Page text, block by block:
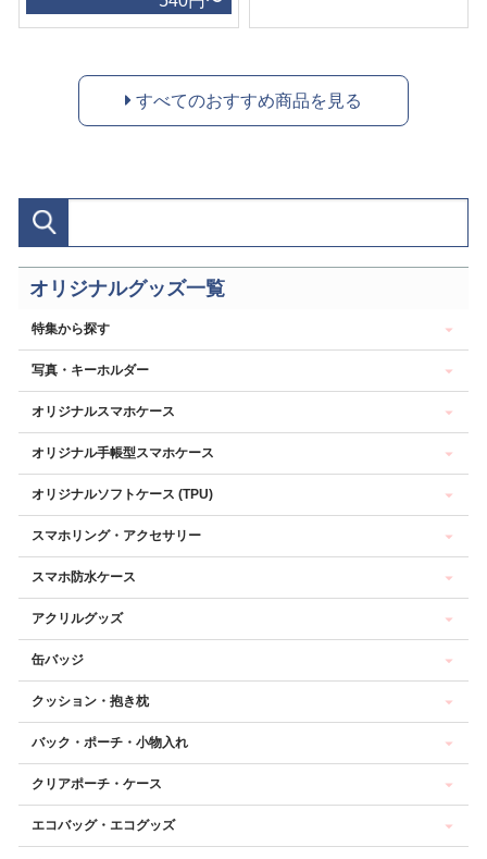
すべてのおすすめ商品を見る
オリジナルグッズ一覧
特集から探す
写真・キーホルダー
オリジナルスマホケース
オリジナル手帳型スマホケース
オリジナルソフトケース (TPU)
スマホリング・アクセサリー
スマホ防水ケース
アクリルグッズ
缶バッジ
クッション・抱き枕
バック・ポーチ・小物入れ
クリアポーチ・ケース
エコバッグ・エコグッズ